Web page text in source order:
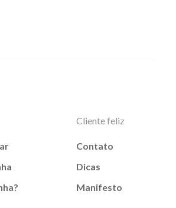
Cliente feliz
Contato
Dicas
Manifesto